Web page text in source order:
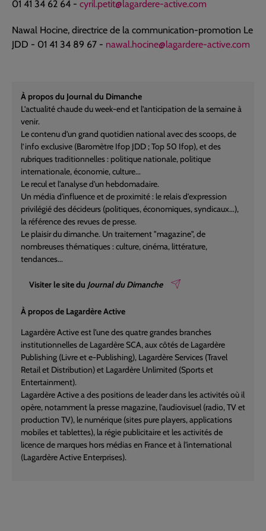
01 41 34 62 64 - cyril.petit@lagardere-active.com
Nawal Hocine, directrice de la communication-promotion Le
JDD - 01 41 34 89 67 - nawal.hocine@lagardere-active.com
À propos du Journal du Dimanche
L’actualité chaude du week-end et l’anticipation de la semaine à
venir.
Le contenu d’un grand quotidien national avec des scoops, de
l’info exclusive (Baromètre Ifop JDD ; Top 50 Ifop), et des
rubriques traditionnelles : politique nationale, politique
internationale, économie, culture...
Le recul et l'analyse d'un hebdomadaire.
Un média d'influence et de proximité : le relais d'expression
privilégié des décideurs (politiques, économiques, syndicaux...),
la référence des revues de presse.
Le plaisir du dimanche. Un traitement "magazine", de
nombreuses thématiques : culture, cinéma, littérature,
tendances...
Visiter le site du Journal du Dimanche
À propos de Lagardère Active
Lagardère Active est l'une des quatre grandes branches
institutionnelles de Lagardère SCA, aux côtés de Lagardère
Publishing (Livre et e-Publishing), Lagardère Services (Travel
Retail et Distribution) et Lagardère Unlimited (Sports et
Entertainment).
Lagardère Active a des positions de leader dans les activités où il
opère, notamment la presse magazine, l'audiovisuel (radio, TV et
production TV), le numérique (sites pure players, applications
mobiles et tablettes), la régie publicitaire et les activités de
licence de marques hors médias en France et à l'international
(Lagardère Active Enterprises).